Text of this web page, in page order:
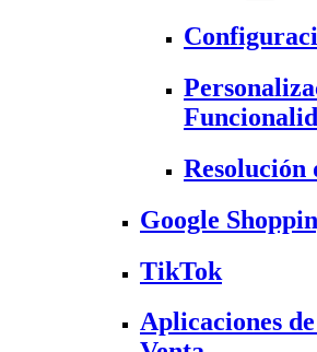
Resolución
Google
TikTok
Aplicaciones